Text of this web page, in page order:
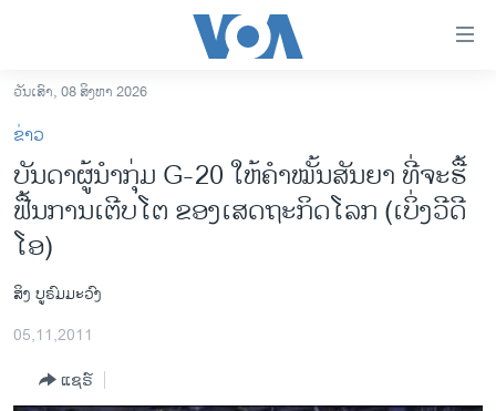
ເຂົ້າ
ຫາ
ຂ້າມ
ຂ້າມ
ຂ້າມ
ໄປ
ຫາ
ຊອກ
ລາວ
ອາເມຣິກາ
ການເລືອກຕັ້ງ ປະທານາທີບໍດີ ສະຫະລັດ 2024
ອິດສະຫຼະພາບດ້ານການຂ່າວ
ວັນເສົາ, 08 ສິງຫາ 2026
ຂ່າວ
ບັນດາຜູ້ນໍາກຸ່ມ G-20 ໃຫ້ຄໍາໝັ້ນສັນຍາ ທີ່ຈະຮື້
ຟື້ນການເຕີບໂຕ ຂອງເສດຖະກິດໂລກ (ເບິ່ງວີດີ
ໂອ)
ສິງ ບູຣົມມະວົງ
05,11,2011
ແຊຣ໌